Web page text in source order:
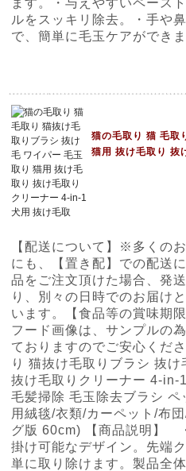
ます。・与えやすいペース
ルをスッキリ除去。・手や
で、簡単に毛玉ケアができ
猫の毛取り 猫 毛取
猫用 抜け毛取り 抜
【配送について】※多くの
にも、【置き配】での配送
品をご注文頂けた場合、発
り、別々の日時でのお届け
います。【食品等の賞味期
フード画像は、サンプルの
ておりますのでご安心くだ
り 猫抜け毛取りブラシ 抜
抜け毛取りクリーナー 4-in-
毛髪掃除 毛玉除去ブラシ
用絨毯/衣類/カーペット/布
グ版 60cm) 【商品説明】
掛け可能なデザイン。先端
単に取り除けます。製品全